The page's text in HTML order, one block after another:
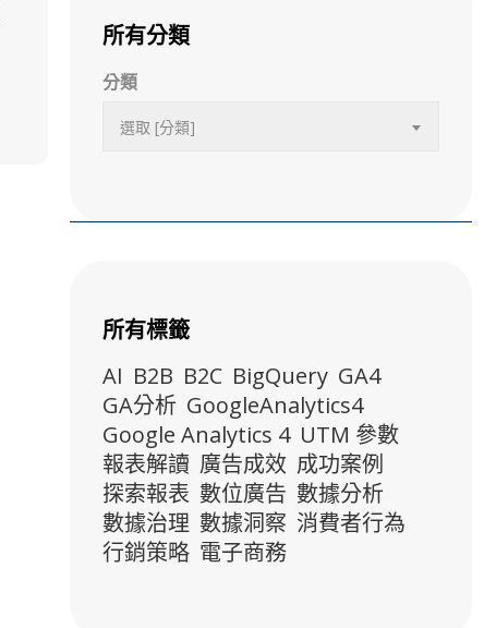
所有分類
分類
選取 [分類]
所有標籤
AI B2B B2C BigQuery GA4
GA分析 GoogleAnalytics4
Google Analytics 4 UTM 參數
報表解讀 廣告成效 成功案例
探索報表 數位廣告 數據分析
數據治理 數據洞察 消費者行為
行銷策略 電子商務